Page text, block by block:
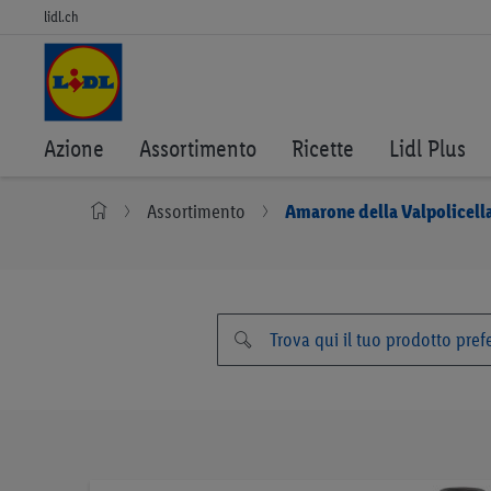
lidl.ch
Azione Assortimento Ricette Lidl Plus
Assortimento Amarone della